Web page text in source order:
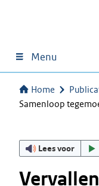
Menu
Home
Samenloop
Lees voor